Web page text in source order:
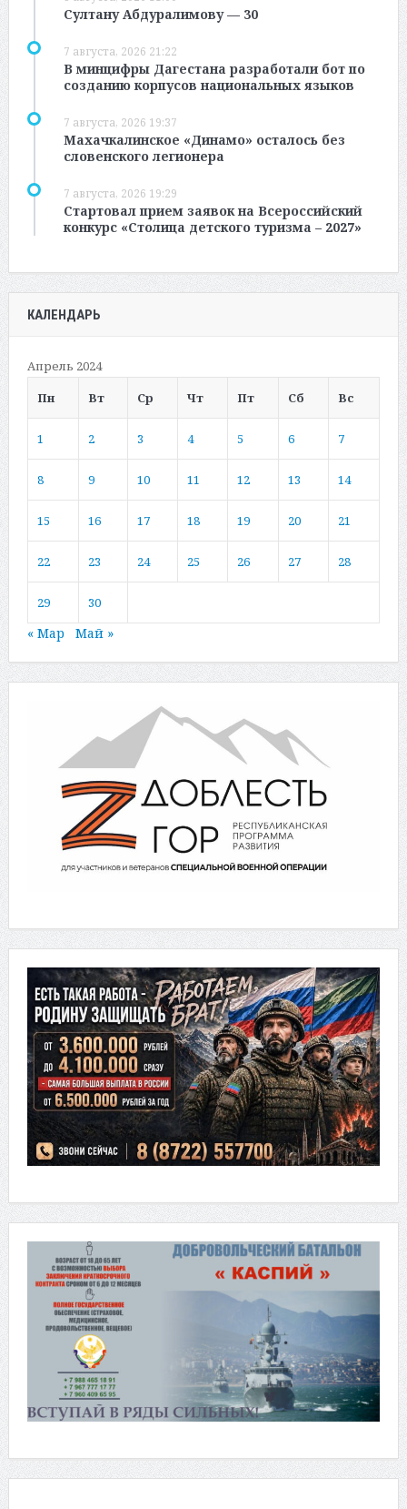
Султану Абдуралимову — 30
7 августа, 2026 21:22
В минцифры Дагестана разработали бот по
созданию корпусов национальных языков
7 августа, 2026 19:37
Махачкалинское «Динамо» осталось без
словенского легионера
7 августа, 2026 19:29
Стартовал прием заявок на Всероссийский
конкурс «Столица детского туризма – 2027»
КАЛЕНДАРЬ
Апрель 2024
Пн
Вт Ср Чт Пт Сб Вс
1 2 3 4 5 6 7
8 9 10 11 12 13 14
15 16 17 18 19 20 21
22 23 24 25 26 27 28
29 30
« Мар Май »